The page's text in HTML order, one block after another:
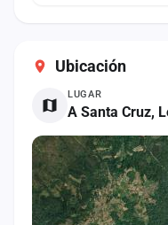
Ubicación
LUGAR
A Santa Cruz,